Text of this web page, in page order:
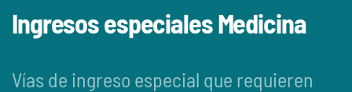
Ingresos especiales Medicina
Vías de ingreso especial que requieren